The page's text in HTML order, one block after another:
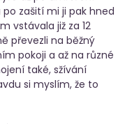
zašití mi ji pak hned
vstávala již za 12
převezli na běžný
pokoji a až na různé
také, sžívání
si myslím, že to